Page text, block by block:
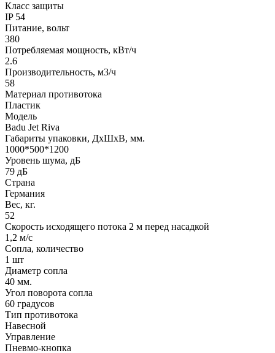
Класс защиты
IP 54
Питание, вольт
380
Потребляемая мощность, кВт/ч
2.6
Производительность, м3/ч
58
Материал противотока
Пластик
Модель
Badu Jet Riva
Габариты упаковки, ДхШхВ, мм.
1000*500*1200
Уровень шума, дБ
79 дБ
Страна
Германия
Вес, кг.
52
Скорость исходящего потока 2 м перед насадкой
1,2 м/с
Сопла, количество
1 шт
Диаметр сопла
40 мм.
Угол поворота сопла
60 градусов
Тип противотока
Навесной
Управление
Пневмо-кнопка